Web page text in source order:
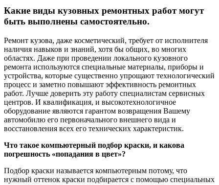
Какие виды кузовных ремонтных работ могут
быть выполнены самостоятельно.
Ремонт кузова, даже косметический, требует от исполнителя
наличия навыков и знаний, хотя бы общих, во многих
областях. Даже при проведении локального кузовного
ремонта используются специальные материалы, приборы и
устройства, которые существенно упрощают технологический
процесс и заметно повышают эффективность ремонтных
работ. Лучше доверить эту работу специалистам сервисных
центров. И квалификация, и высокотехнологичное
оборудование являются гарантом возвращения Вашему
автомобилю его первоначального внешнего вида и
восстановления всех его технических характеристик.
Что такое компьютерный подбор краски, и какова
погрешность «попадания в цвет»?
Подбор краски называется компьютерным потому, что
нужный оттенок краски подбирается с помощью специальных